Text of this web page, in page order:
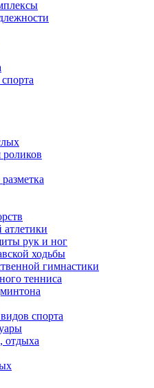
атлетики
рук и ног
ходьбы
гимнастики
тенниса
спорта
отдыха